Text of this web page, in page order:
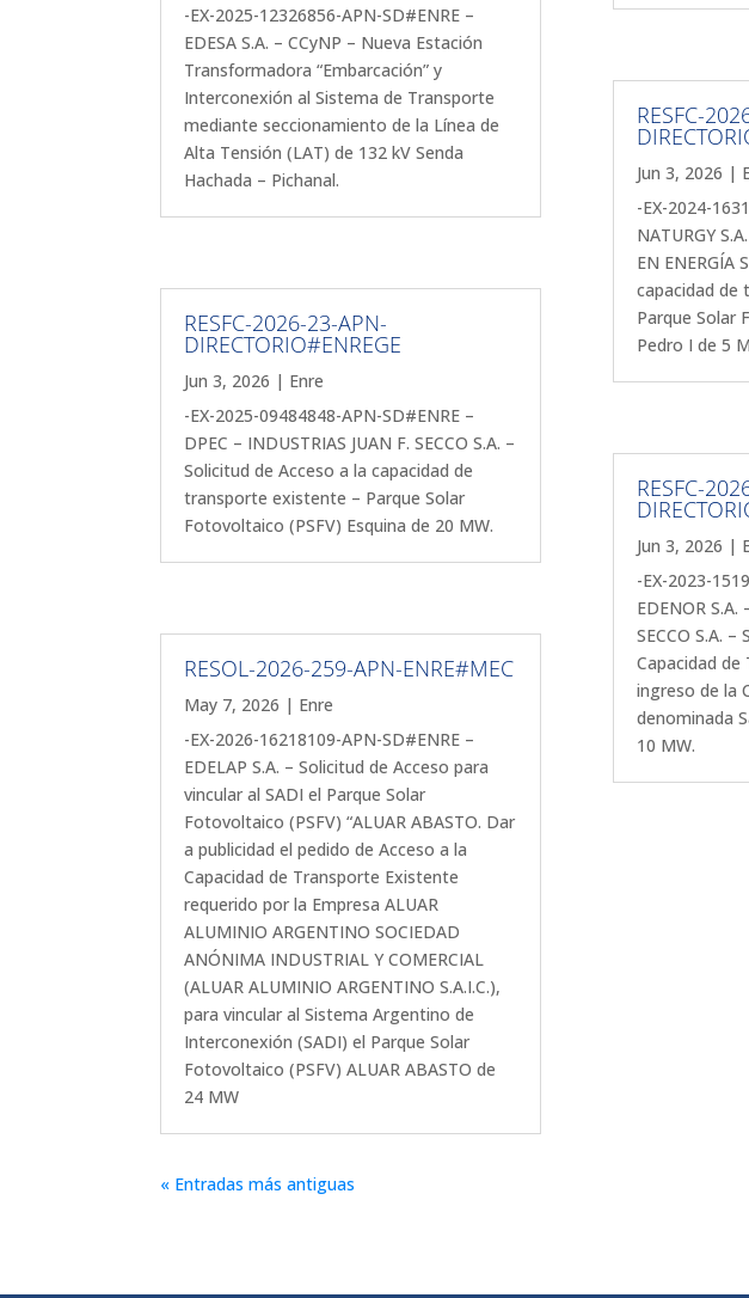
-EX-2025-12326856-APN-SD#ENRE –
EDESA S.A. – CCyNP – Nueva Estación
Transformadora “Embarcación” y
Interconexión al Sistema de Transporte
mediante seccionamiento de la Línea de
Alta Tensión (LAT) de 132 kV Senda
Hachada – Pichanal.
RESFC-2026-23-APN-
DIRECTORIO#ENREGE
Jun 3, 2026 | Enre
-EX-2025-09484848-APN-SD#ENRE –
DPEC – INDUSTRIAS JUAN F. SECCO S.A. –
Solicitud de Acceso a la capacidad de
transporte existente – Parque Solar
Fotovoltaico (PSFV) Esquina de 20 MW.
RESOL-2026-259-APN-ENRE#MEC
May 7, 2026 | Enre
-EX-2026-16218109-APN-SD#ENRE –
EDELAP S.A. – Solicitud de Acceso para
vincular al SADI el Parque Solar
Fotovoltaico (PSFV) “ALUAR ABASTO. Dar
a publicidad el pedido de Acceso a la
Capacidad de Transporte Existente
requerido por la Empresa ALUAR
ALUMINIO ARGENTINO SOCIEDAD
ANÓNIMA INDUSTRIAL Y COMERCIAL
(ALUAR ALUMINIO ARGENTINO S.A.I.C.),
para vincular al Sistema Argentino de
Interconexión (SADI) el Parque Solar
Fotovoltaico (PSFV) ALUAR ABASTO de
24 MW
RESFC-
Jun 3, 2026 |
-EX-2024-
NATURGY
EN ENERGÍA
capacidad de
Parque Solar
Pedro I de 5
RESFC-
Jun 3, 2026 |
-EX-2023-
EDENOR S.A.
SECCO S.A.
Capacidad
ingreso de la
denominada
10 MW.
« Entradas más antiguas